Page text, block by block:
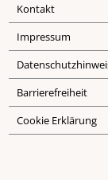
Kontakt
Impressum
Barrierefreiheit
Cookie Erklärung